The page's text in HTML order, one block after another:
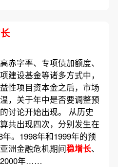
赤字率、专项债加额度、
建设基金等诸多方式中，
性项目资本金之后，市场
，关于年中是否要调整预
讨论开始出现。 从历史
共出现四次，分别发生在
。1998年和1999年的预
洲金融危机期间稳增长、
2000年……